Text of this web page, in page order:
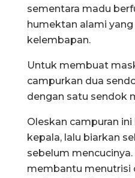
sementara madu
humektan alami
kelembapan.
Untuk membuat
campurkan dua
dengan satu sendok
Oleskan campuran
kepala, lalu biarkan
sebelum
membantu menutrisi